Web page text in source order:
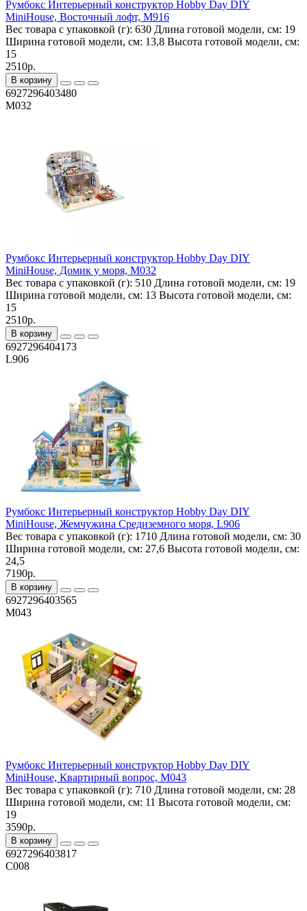
Румбокс Интерьерный конструктор Hobby Day DIY
MiniHouse, Восточный лофт, M916
Вес товара с упаковкой (г): 630 Длина готовой модели, см: 19
Ширина готовой модели, см: 13,8 Высота готовой модели, см:
15
2510р.
В корзину
6927296403480
M032
Румбокс Интерьерный конструктор Hobby Day DIY
MiniHouse, Домик у моря, M032
Вес товара с упаковкой (г): 510 Длина готовой модели, см: 19
Ширина готовой модели, см: 13 Высота готовой модели, см:
15
2510р.
В корзину
6927296404173
L906
Румбокс Интерьерный конструктор Hobby Day DIY
MiniHouse, Жемчужина Средиземного моря, L906
Вес товара с упаковкой (г): 1710 Длина готовой модели, см: 30
Ширина готовой модели, см: 27,6 Высота готовой модели, см:
24,5
7190р.
В корзину
6927296403565
M043
Румбокс Интерьерный конструктор Hobby Day DIY
MiniHouse, Квартирный вопрос, M043
Вес товара с упаковкой (г): 710 Длина готовой модели, см: 28
Ширина готовой модели, см: 11 Высота готовой модели, см:
19
3590р.
В корзину
6927296403817
C008